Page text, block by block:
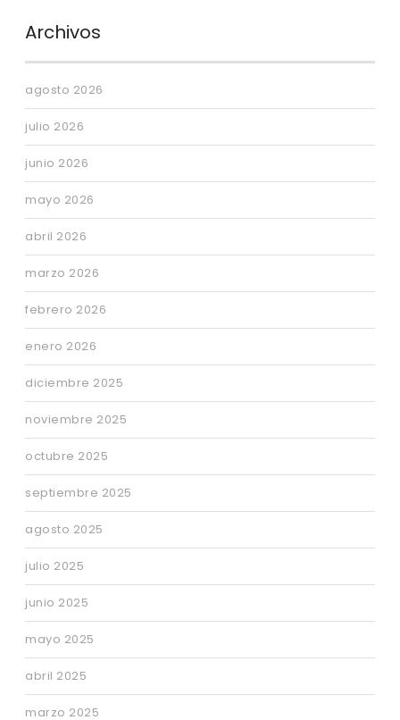
Archivos
agosto 2026
julio 2026
junio 2026
mayo 2026
abril 2026
marzo 2026
febrero 2026
enero 2026
diciembre 2025
noviembre 2025
octubre 2025
septiembre 2025
agosto 2025
julio 2025
junio 2025
mayo 2025
abril 2025
marzo 2025